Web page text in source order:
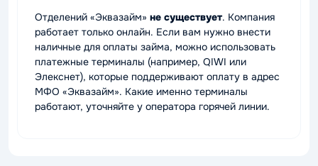
Отделений «Эквазайм» не существует. Компания
работает только онлайн. Если вам нужно внести
наличные для оплаты займа, можно использовать
платежные терминалы (например, QIWI или
Элекснет), которые поддерживают оплату в адрес
МФО «Эквазайм». Какие именно терминалы
работают, уточняйте у оператора горячей линии.